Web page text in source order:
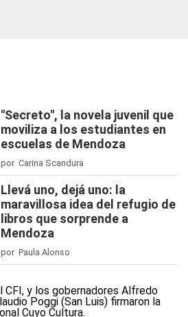
"Secreto", la novela juvenil que
moviliza a los estudiantes en
escuelas de Mendoza
por Carina Scandura
Llevá uno, dejá uno: la
maravillosa idea del refugio de
libros que sorprende a
Mendoza
por Paula Alonso